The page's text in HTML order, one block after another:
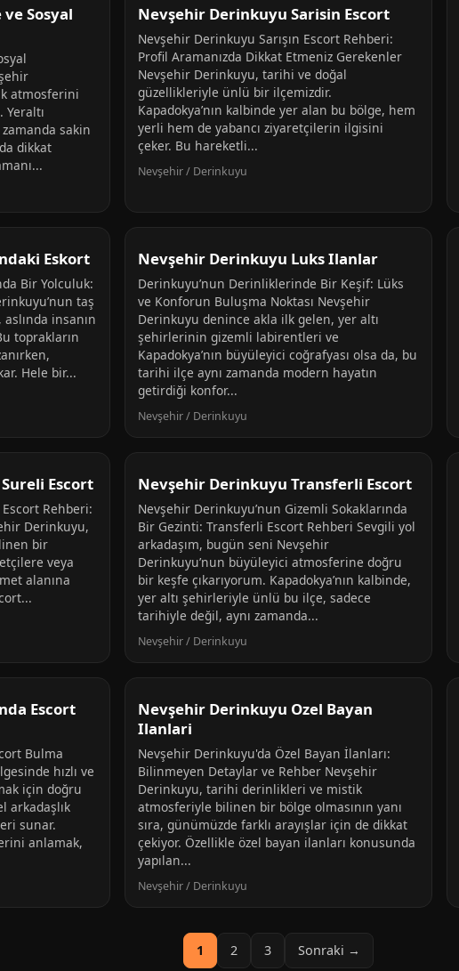
Sosyal
atmosferini
sakin
dikkat
Nevşehir Derinkuyu Sarisin Escort
Nevşehir Derinkuyu Sarışın Escort Rehberi:
Profil Aramanızda Dikkat Etmeniz Gerekenler
Nevşehir Derinkuyu, tarihi ve doğal
güzellikleriyle ünlü bir ilçemizdir.
Kapadokya’nın kalbinde yer alan bu bölge, hem
yerli hem de yabancı ziyaretçilerin ilgisini
çeker. Bu hareketli...
Nevşehir / Derinkuyu
Eskort
Bir Yolculuk:
taş
insanın
toprakların
Hele bir...
Nevşehir Derinkuyu Luks Ilanlar
Derinkuyu’nun Derinliklerinde Bir Keşif: Lüks
ve Konforun Buluşma Noktası Nevşehir
Derinkuyu denince akla ilk gelen, yer altı
şehirlerinin gizemli labirentleri ve
Kapadokya’nın büyüleyici coğrafyası olsa da, bu
tarihi ilçe aynı zamanda modern hayatın
getirdiği konfor...
Nevşehir / Derinkuyu
Escort
Rehberi:
Derinkuyu,
bir
veya
alanına
Nevşehir Derinkuyu Transferli Escort
Nevşehir Derinkuyu’nun Gizemli Sokaklarında
Bir Gezinti: Transferli Escort Rehberi Sevgili yol
arkadaşım, bugün seni Nevşehir
Derinkuyu’nun büyüleyici atmosferine doğru
bir keşfe çıkarıyorum. Kapadokya’nın kalbinde,
yer altı şehirleriyle ünlü bu ilçe, sadece
tarihiyle değil, aynı zamanda...
Nevşehir / Derinkuyu
Escort
Bulma
hızlı ve
için doğru
arkadaşlık
sunar.
anlamak,
Nevşehir Derinkuyu Ozel Bayan
Ilanlari
Nevşehir Derinkuyu'da Özel Bayan İlanları:
Bilinmeyen Detaylar ve Rehber Nevşehir
Derinkuyu, tarihi derinlikleri ve mistik
atmosferiyle bilinen bir bölge olmasının yanı
sıra, günümüzde farklı arayışlar için de dikkat
çekiyor. Özellikle özel bayan ilanları konusunda
yapılan...
Nevşehir / Derinkuyu
1 2 3 Sonraki →